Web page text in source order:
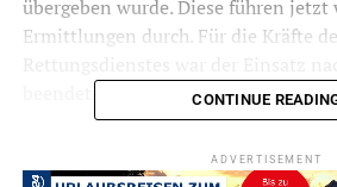
übergeben wurde. Diese führen jetzt
Ermittlungen durch. Für die Kräfte
06:41 Uhr zu einem ausgelösten
CONTINUE
ADVERTISEMENT